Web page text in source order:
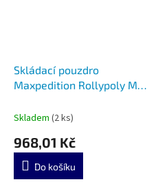
Skládací pouzdro
Maxpedition Rollypoly MM
Skladem (2 ks)
968,01 Kč
Do košíku